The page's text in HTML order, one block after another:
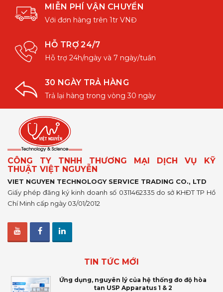
MIỄN PHÍ VẬN CHUYỂN
Với đơn hàng trên 1tr VNĐ
HỖ TRỢ 24/7
Hỗ trợ 24h/ngày và 7 ngày/tuần
30 NGÀY TRẢ HÀNG
Trả lại hàng trong vòng 30 ngày
CÔNG TY TNHH THƯƠNG MẠI DỊCH VỤ KỸ
THUẬT VIỆT NGUYỄN
VIET NGUYEN TECHNOLOGY SERVICE TRADING CO., LTD
Giấy phép đăng ký kinh doanh số 0311462335 do sở KHĐT TP Hồ
Chí Minh cấp ngày 03/01/2012
TIN TỨC MỚI
Ứng dụng, nguyên lý của hệ thống đo độ hòa
tan USP Apparatus 1 & 2